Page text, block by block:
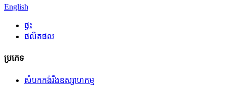
English
ផ្ទះ
ផលិតផល
ប្រភេទ
សំបកកង់រឹងឧស្សាហកម្ម